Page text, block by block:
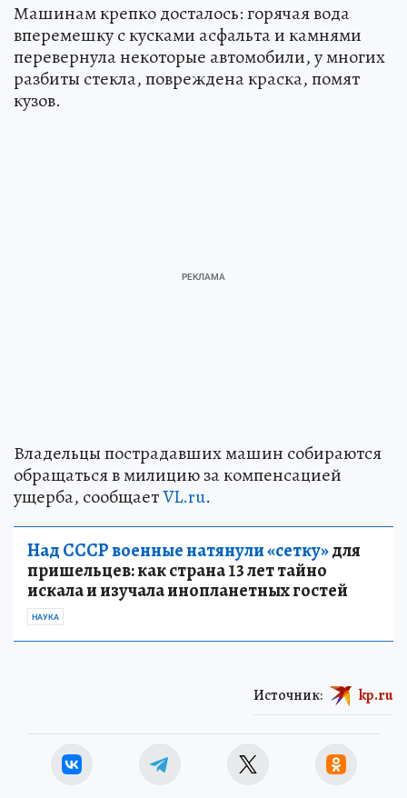
Машинам крепко досталось: горячая вода
вперемешку с кусками асфальта и камнями
перевернула некоторые автомобили, у многих
разбиты стекла, повреждена краска, помят
кузов.
Владельцы пострадавших машин собираются
обращаться в милицию за компенсацией
ущерба, сообщаетVL.ru.
Над СССР военные натянули «сетку»для
пришельцев: как страна 13 лет тайно
искала и изучала инопланетных гостей
НАУКА
Источник: kp.ru